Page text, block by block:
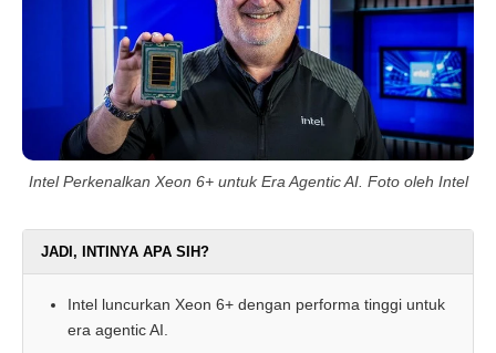
Intel Perkenalkan Xeon 6+ untuk Era Agentic AI. Foto oleh Intel
JADI, INTINYA APA SIH?
Intel luncurkan Xeon 6+ dengan performa tinggi untuk
era agentic AI.